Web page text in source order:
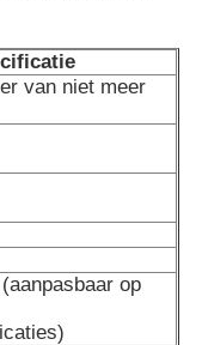
van niet meer
op